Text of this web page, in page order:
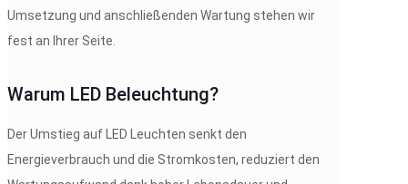
Umsetzung und anschließenden Wartung stehen wir
fest an Ihrer Seite.
Gesundheitswesen
Verwaltung & Büro
Industriebeleuchtung
Hallen & Werkstätten
Supermärkte und Geschäfte
Not- & Sicherheits­beleuchtung
Warum LED Beleuchtung?
Der Umstieg auf LED Leuchten senkt den
Energieverbrauch und die Stromkosten, reduziert den